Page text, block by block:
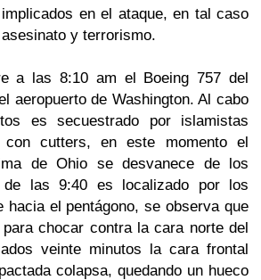
en el ataque, en tal caso
y terrorismo.
a las 8:10 am el Boeing 757 del
aeropuerto de Washington. Al cabo
es secuestrado por islamistas
con cutters, en este momento el
de Ohio se desvanece de los
de las 9:40 es localizado por los
hacia el pentágono, se observa que
chocar contra la cara norte del
veinte minutos la cara frontal
colapsa, quedando un hueco